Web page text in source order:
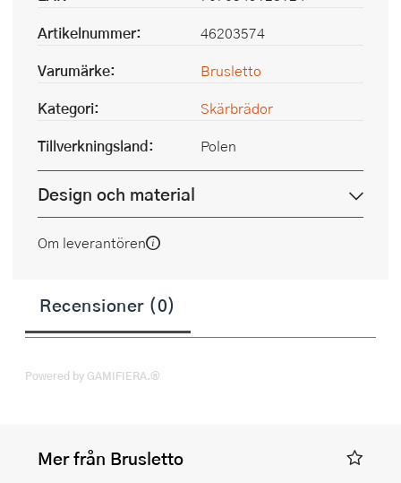
Artikelnummer:
46203574
Varumärke:
Brusletto
Kategori:
Skärbrädor
Tillverkningsland:
Polen
Design och material
Om leverantören
Recensioner (0)
Powered by GAMIFIERA.®
Mer från Brusletto